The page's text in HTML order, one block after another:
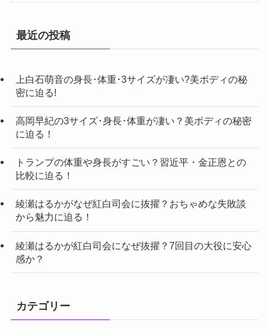
最近の投稿
上白石萌音の身長･体重･3サイズが凄い?美ボディの秘
密に迫る!
高岡早紀の3サイズ･身長･体重が凄い？美ボディの秘密
に迫る！
トランプの体重や身長がすごい？習近平・金正恩との
比較に迫る！
綾瀬はるかがなぜ紅白司会に抜擢？おちゃめな失敗談
から魅力に迫る！
綾瀬はるかが紅白司会になぜ抜擢？7回目の大役に安心
感か？
カテゴリー